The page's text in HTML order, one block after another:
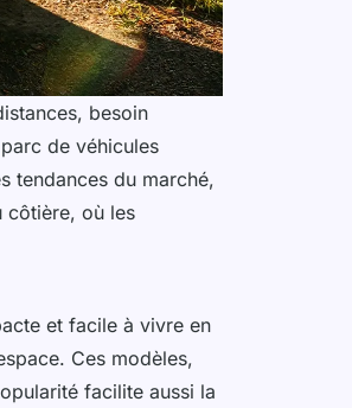
besoin
de véhicules
tendances du marché,
côtière, où les
et facile à vivre en
Ces modèles,
facilite aussi la